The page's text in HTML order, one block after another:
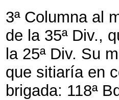
3ª Columna al
de la 35ª Div.,
la 25ª Div. Su
que sitiaría en
brigada: 118ª